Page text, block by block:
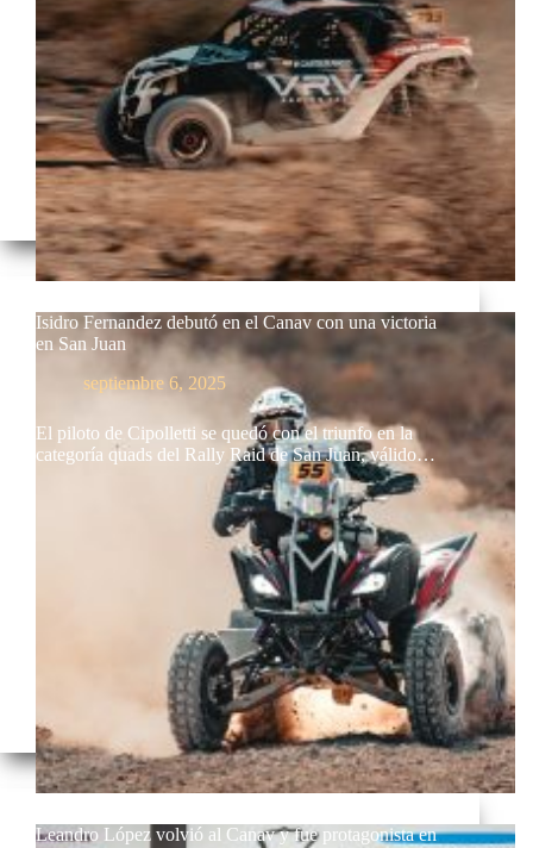
Isidro Fernandez debutó en el Canav con una victoria
en San Juan
septiembre 6, 2025
El piloto de Cipolletti se quedó con el triunfo en la
categoría quads del Rally Raid de San Juan, válido…
Leandro López volvió al Canav y fue protagonista en